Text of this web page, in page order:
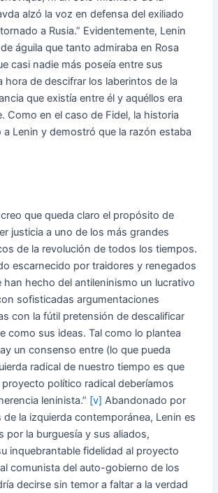
alzó la voz en defensa del exiliado
a Rusia.” Evidentemente, Lenin
águila que tanto admiraba en Rosa
casi nadie más poseía entre sus
hora de descifrar los laberintos de la
que existía entre él y aquéllos era
Como en el caso de Fidel, la historia
Lenin y demostró que la razón estaba
que queda claro el propósito de
justicia a uno de los más grandes
de la revolución de todos los tiempos.
escarnecido por traidores y renegados
hecho del antileninismo un lucrativo
sofisticadas argumentaciones
con la fútil pretensión de descalificar
como sus ideas. Tal como lo plantea
un consenso entre (lo que pueda
radical de nuestro tiempo es que
político radical deberíamos
leninista.” [v] Abandonado por
la izquierda contemporánea, Lenin es
por la burguesía y sus aliados,
inquebrantable fidelidad al proyecto
comunista del auto-gobierno de los
decirse sin temor a faltar a la verdad